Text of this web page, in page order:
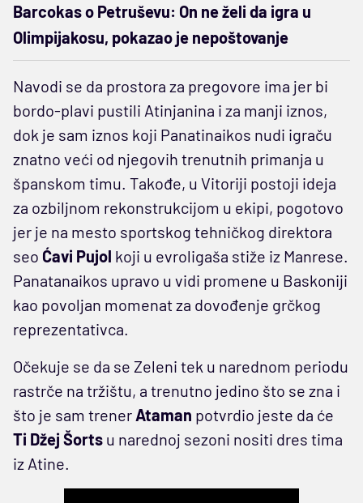
Barcokas o Petruševu: On ne želi da igra u
Olimpijakosu, pokazao je nepoštovanje
Navodi se da prostora za pregovore ima jer bi
bordo-plavi pustili Atinjanina i za manji iznos,
dok je sam iznos koji Panatinaikos nudi igraču
znatno veći od njegovih trenutnih primanja u
španskom timu. Takođe, u Vitoriji postoji ideja
za ozbiljnom rekonstrukcijom u ekipi, pogotovo
jer je na mesto sportskog tehničkog direktora
seo Ćavi Pujol koji u evroligaša stiže iz Manrese.
Panatanaikos upravo u vidi promene u Baskoniji
kao povoljan momenat za dovođenje grčkog
reprezentativca.
Očekuje se da se Zeleni tek u narednom periodu
rastrče na tržištu, a trenutno jedino što se zna i
što je sam trener Ataman potvrdio jeste da će
Ti Džej Šorts u narednoj sezoni nositi dres tima
iz Atine.